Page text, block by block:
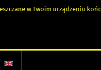
w Twoim urządzeniu